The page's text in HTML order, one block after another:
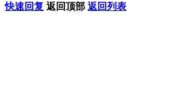
快速回复 返回顶部 返回列表